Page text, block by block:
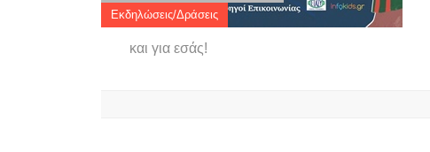
Εκδηλώσεις/Δράσεις
και για εσάς!